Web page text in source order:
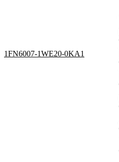
1FN6007-1WE20-0KA1